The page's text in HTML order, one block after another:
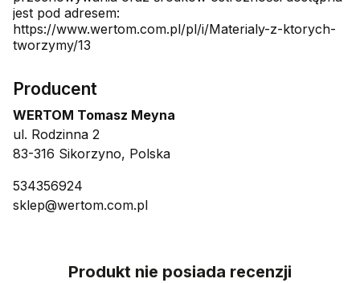
jest pod adresem:
https://www.wertom.com.pl/pl/i/Materialy-z-ktorych-
tworzymy/13
Producent
WERTOM Tomasz Meyna
ul. Rodzinna 2
83-316 Sikorzyno, Polska
534356924
sklep@wertom.com.pl
Produkt nie posiada recenzji